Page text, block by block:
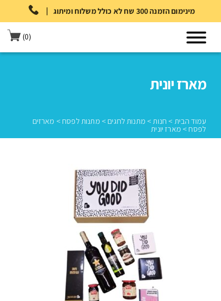
| מינימום הזמנה 300 שח לא כולל משלוח ומיתוג
(0)
מארז יונית
עמוד הבית > חנות> מתנות לחגים> מתנות לפסח> מארזים
לפסח> מארז יונית
מתנות לחגים